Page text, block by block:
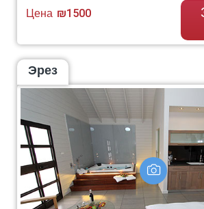
Цена ₪1500
Эрез